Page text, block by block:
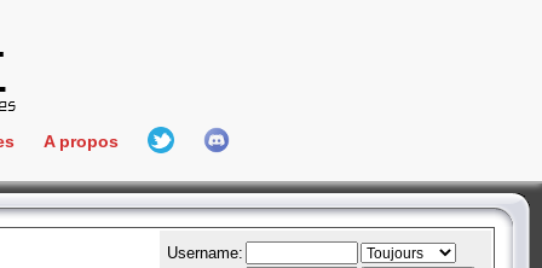
Connect
A propos
L'équipe
Hall Of Fame
Username: